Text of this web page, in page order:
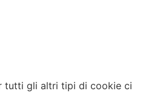
tutti gli altri tipi di cookie ci